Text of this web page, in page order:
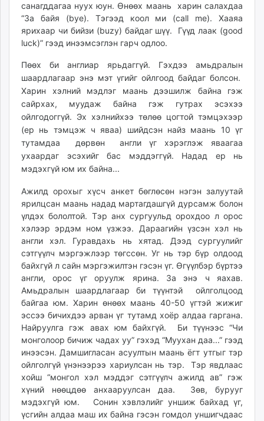
today.mn
zuv.mn
mminfo.mn
urlag.mn
unen.mn
asu.mn
shudarga.mn
shuurhai.mn
unuudur.mn
isee.mn
mglradio.com
itoim.mn
tumen.mn
shuum.mn
times.mn
tvmongolia.mn
mass.mn
unegui.mn
assa.mn
toim.mn
tac.mn
paparazzi.mn
unread.today
санагддагаа нуух юун. Өнөөх маань харин салахдаа
“За байя (bye). Тэгээд коол ми (call me). Хааяа
ярихаар чи бийзи (buzy) байдаг шүү. Гүүд лаак (good
luck)” гээд инээмсэглэн гарч одлоо.
Пөөх би англиар ярьдаггүй. Гэхдээ амьдралын
шаардлагаар энэ мэт үгийг ойлгоод байдаг болсон.
Харин хэлний мэдлэг маань дээшилж байна гэж
сайрхах, муудаж байна гэж гутрах эсэхээ
ойлгодоггүй. Эх хэлнийхээ төлөө цогтой тэмцэхээр
(ер нь тэмцэж ч яваа) шийдсэн найз маань 10 үг
тутамдаа дөрвөн англи үг хэрэглэж яваагаа
ухаардаг эсэхийг бас мэддэггүй. Надад ер нь
мэдэхгүй юм их байна...
Ажилд орохыг хүсч анкет бөглөсөн нэгэн залуутай
ярилцсан маань надад мартагдашгүй дурсамж болон
үлдэх бололтой. Тэр анх сургуульд орохдоо л орос
хэлээр эрдэм ном үзжээ. Дараагийн үзсэн хэл нь
англи хэл. Гуравдахь нь хятад. Дээд сургуулийг
сэтгүүлч мэргэжлээр төгссөн. Уг нь тэр бүр олдоод
байхгүй л сайн мэргэжилтэн гэсэн үг. Өгүүлбэр бүртээ
англи, орос үг оруулж ярина. За энэ ч яахав.
Амьдралын шаардлагаар би түүнтэй ойлголцоод
байгаа юм. Харин өнөөх маань 40-50 үгтэй жижиг
эссээ бичихдээ арван үг тутамд хоёр алдаа гаргана.
Найруулга гэж авах юм байхгүй. Би түүнээс “Чи
монголоор бичиж чадах уу” гэхэд “Муухан даа...” гээд
инээсэн. Дамшигласан асуултын маань ёгт утгыг тэр
ойлголгүй үнэнээрээ хариулсан нь тэр. Тэр явдлаас
хойш “монгол хэл мэддэг сэтгүүлч ажилд ав” гэж
хүний нөөцдөө анхааруулсан даа. Зөв, бурууг
мэдэхгүй юм. Сонин хэвлэлийг уншиж байхад үг,
үсгийн алдаа маш их байна гэсэн гомдол уншигчдаас